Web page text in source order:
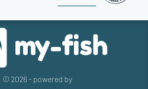
© 2026 - powered by